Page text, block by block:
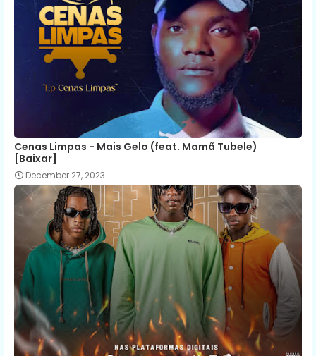
Cenas Limpas - Mais Gelo (feat. Mamã Tubele)
[Baixar]
December 27, 2023